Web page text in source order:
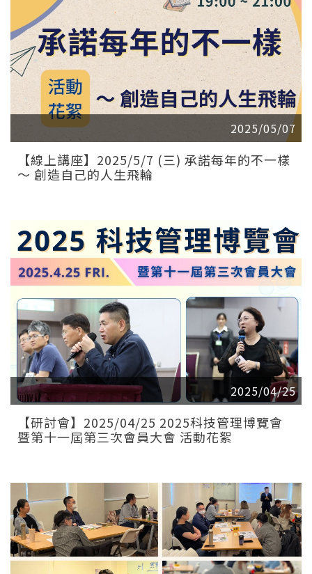
2025/05/07
【線上講座】2025/5/7 (三) 承諾每年的不一樣
～ 創造自己的人生飛輪
2025/04/25
【研討會】2025/04/25 2025科技管理博覽會
暨第十一屆第三次會員大會 活動花絮